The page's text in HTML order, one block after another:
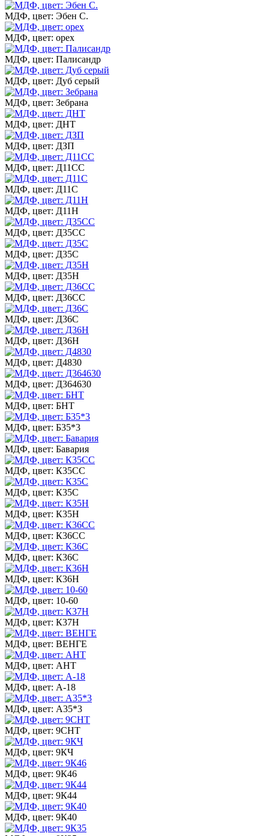
МДФ, цвет: Эбен С.
МДФ, цвет: орех
МДФ, цвет: Палисандр
МДФ, цвет: Дуб серый
МДФ, цвет: Зебрана
МДФ, цвет: ДНТ
МДФ, цвет: ДЗП
МДФ, цвет: Д11СС
МДФ, цвет: Д11С
МДФ, цвет: Д11Н
МДФ, цвет: Д35СС
МДФ, цвет: Д35С
МДФ, цвет: Д35Н
МДФ, цвет: Д36СС
МДФ, цвет: Д36С
МДФ, цвет: Д36Н
МДФ, цвет: Д4830
МДФ, цвет: Д364630
МДФ, цвет: БНТ
МДФ, цвет: Б35*3
МДФ, цвет: Бавария
МДФ, цвет: К35СС
МДФ, цвет: К35С
МДФ, цвет: К35Н
МДФ, цвет: К36СС
МДФ, цвет: К36С
МДФ, цвет: К36Н
МДФ, цвет: 10-60
МДФ, цвет: К37Н
МДФ, цвет: ВЕНГЕ
МДФ, цвет: АНТ
МДФ, цвет: А-18
МДФ, цвет: А35*3
МДФ, цвет: 9СНТ
МДФ, цвет: 9КЧ
МДФ, цвет: 9К46
МДФ, цвет: 9К44
МДФ, цвет: 9К40